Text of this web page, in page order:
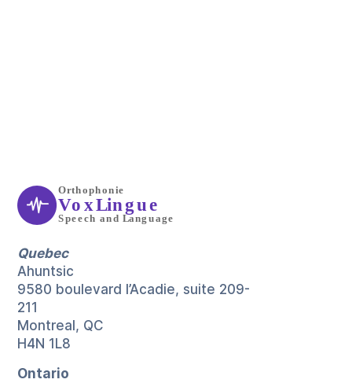
Quebec
Ahuntsic
9580 boulevard l’Acadie, suite 209-
211
Montreal, QC
H4N 1L8
Ontario